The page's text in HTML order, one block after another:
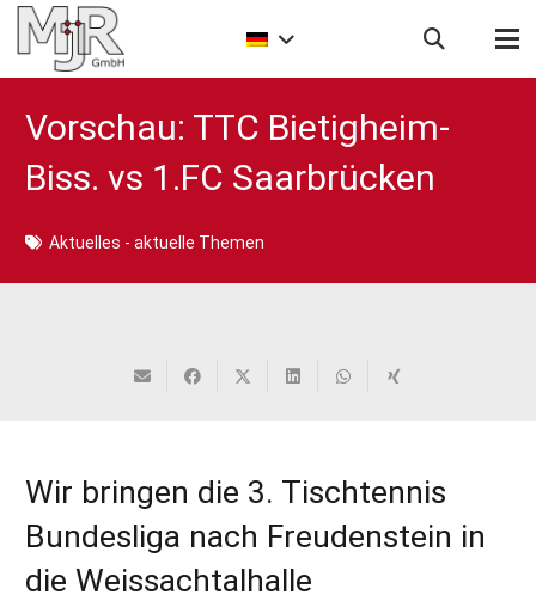
Vorschau: TTC Bietigheim-
Biss. vs 1.FC Saarbrücken
Aktuelles - aktuelle Themen
Wir bringen die 3. Tischtennis
Bundesliga nach Freudenstein in
die Weissachtalhalle